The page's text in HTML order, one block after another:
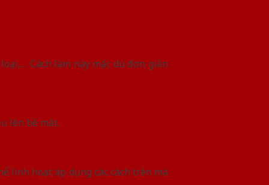
Cách làm này mặc dù đơn giản
lên bề mặt.
linh hoạt áp dụng các cách trên mà